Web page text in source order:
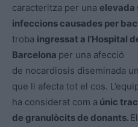
caracteritza per una elevada
infeccions causades per
troba ingressat a l’Hospital
Barcelona per una afecció
de nocardiosis diseminada
que li afecta tot el cos.
ha considerat com a únic
de granulòcits de donants.